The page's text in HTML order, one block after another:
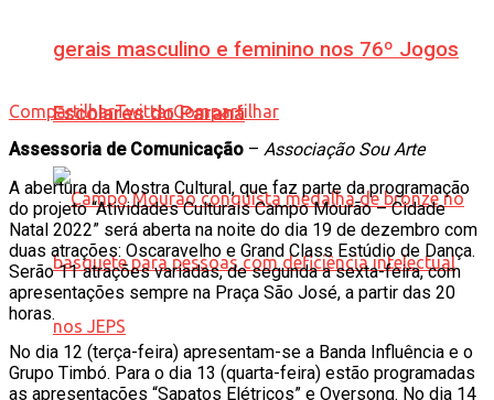
gerais masculino e feminino nos 76º Jogos
Escolares do Paraná
CompartilharTwittarCompartilhar
Assessoria de Comunicação – Associação Sou Arte
A abertura da Mostra Cultural, que faz parte da programação
do projeto “Atividades Culturais Campo Mourão – Cidade
Natal 2022” será aberta na noite do dia 19 de dezembro com
duas atrações: Oscaravelho e Grand Class Estúdio de Dança.
Serão 11 atrações variadas, de segunda a sexta-feira, com
apresentações sempre na Praça São José, a partir das 20
horas.
No dia 12 (terça-feira) apresentam-se a Banda Influência e o
Grupo Timbó. Para o dia 13 (quarta-feira) estão programadas
as apresentações “Sapatos Elétricos” e Oversong. No dia 14